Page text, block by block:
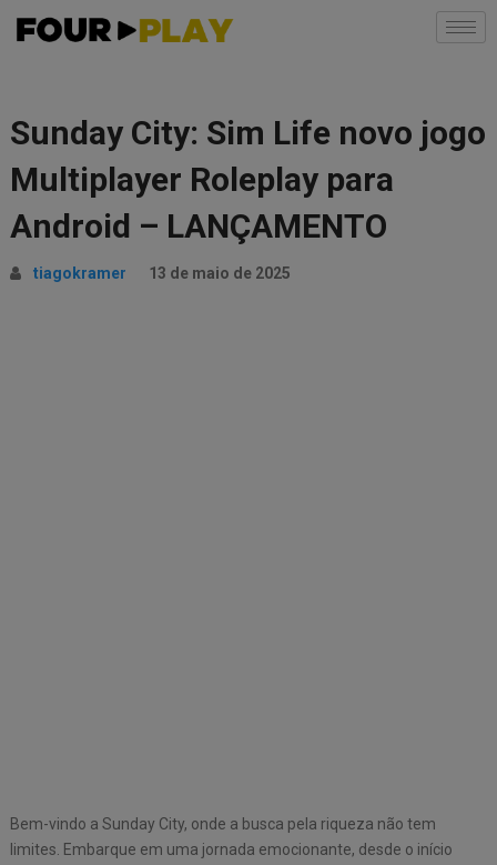
Sunday City: Sim Life novo jogo
Multiplayer Roleplay para
Android – LANÇAMENTO
tiagokramer 13 de maio de 2025
Bem-vindo a Sunday City, onde a busca pela riqueza não tem
limites. Embarque em uma jornada emocionante, desde o início